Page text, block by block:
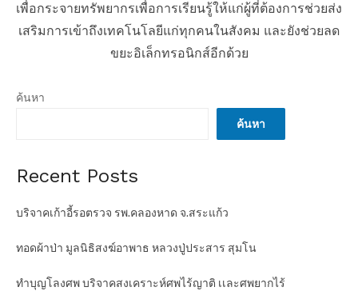
s
t
e
d
เพื่อกระจายทรัพยากรเพื่อการเรียนรู้ให้แก่ผู้ที่ต้องการช่วยส่ง
เสริมการเข้าถึงเทคโนโลยีแก่ทุกคนในสังคม และยังช่วยลด
ขยะอิเล็กทรอนิกส์อีกด้วย
ค้นหา
ค้นหา
Recent Posts
บริจาคเก้าอี้รอตรวจ รพ.คลองหาด จ.สระแก้ว
ทอดผ้าป่า มูลนิธิสงฆ์อาพาธ หลวงปู่ประสาร สุมโน
ทำบุญโลงศพ บริจาคสงเคราะห์ศพไร้ญาติ เเละศพยากไร้